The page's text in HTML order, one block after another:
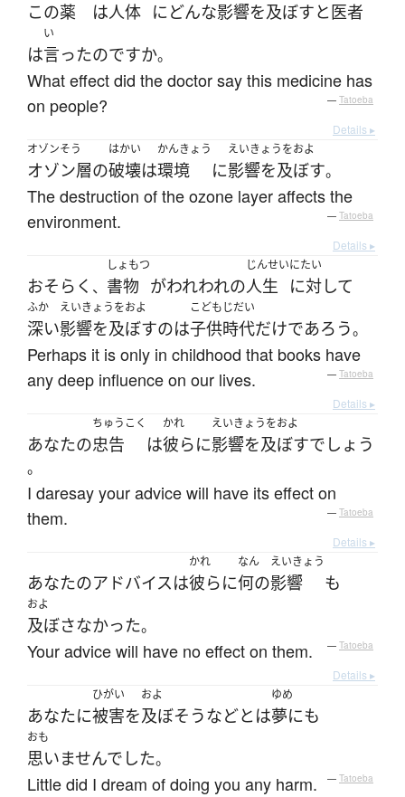
この薬 は人体 にどんな影響を及ぼすと医者
は
い
言ったのですか。
What effect did the doctor say this medicine has
on people?
— Tatoeba
Details ▸
オゾンそう
オゾン層の
はかい
破壊は
かんきょう
環境 に
えいきょうをおよ
影響を及ぼす。
The destruction of the ozone layer affects the
environment.
— Tatoeba
Details ▸
おそらく 、
しょもつ
書物 がわれわれの
じんせい
人生
にたい
に対して
ふか
深い
えいきょうをおよ
影響を及ぼすのは
こどもじだい
子供時代だけであろう。
Perhaps it is only in childhood that books have
any deep influence on our lives.
— Tatoeba
Details ▸
あなたの
ちゅうこく
忠告 は
かれ
彼らに
えいきょうをおよ
影響を及ぼすでしょう
。
I daresay your advice will have its effect on
them.
— Tatoeba
Details ▸
あなたのアドバイスは
かれ
彼らに
なん
何の
えいきょう
影響 も
およ
及ぼさなかった。
Your advice will have no effect on them. — Tatoeba
Details ▸
あなたに
ひがい
被害を
およ
及ぼそうなどとは
ゆめ
夢にも
おも
思いませんでした。
Little did I dream of doing you any harm. — Tatoeba